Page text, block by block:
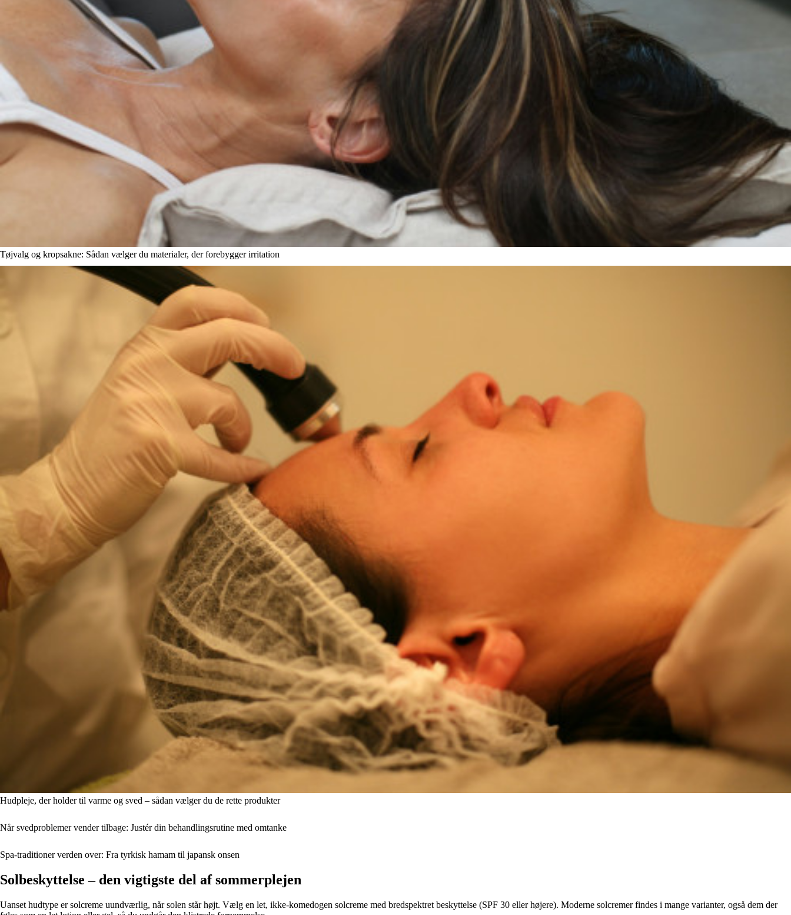
Tøjvalg og kropsakne: Sådan vælger du materialer, der forebygger irritation
Hudpleje, der holder til varme og sved – sådan vælger du de rette produkter
Når svedproblemer vender tilbage: Justér din behandlingsrutine med omtanke
Spa-traditioner verden over: Fra tyrkisk hamam til japansk onsen
Solbeskyttelse – den vigtigste del af sommerplejen
Uanset hudtype er solcreme uundværlig, når solen står højt. Vælg en let, ikke-komedogen solcreme med bredspektret beskyttelse (SPF 30 eller højere). Moderne solcremer findes i mange varianter, også dem der